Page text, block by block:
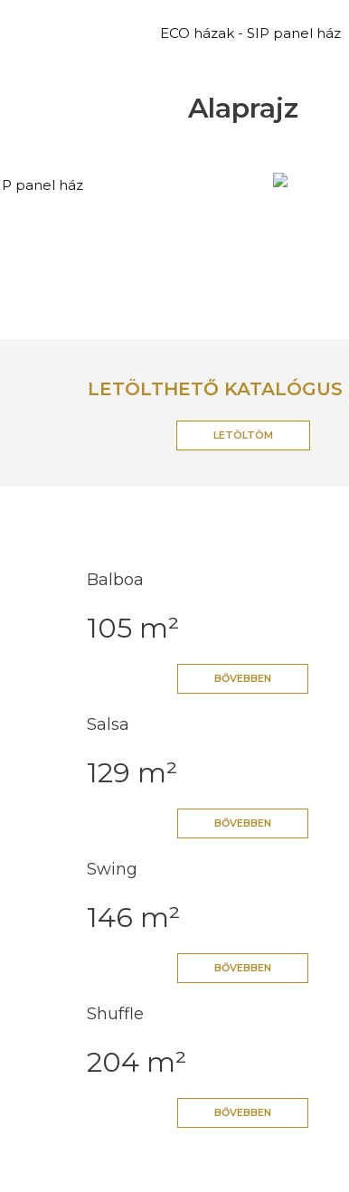
Alaprajz
LETÖLTHETŐ KATALÓGUS
LETÖLTÖM
Balboa
105 m²
BŐVEBBEN
Salsa
129 m²
BŐVEBBEN
Swing
146 m²
BŐVEBBEN
Shuffle
204 m²
BŐVEBBEN